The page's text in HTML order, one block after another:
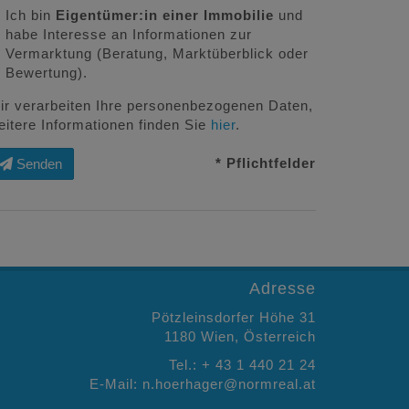
Ich bin Eigentümer:in einer Immobilie und
habe Interesse an Informationen zur
Vermarktung (Beratung, Marktüberblick oder
Bewertung).
verarbeiten Ihre personenbezogenen Daten,
Informationen finden Sie hier.
Senden * Pflichtfelder
Adresse
Pötzleinsdorfer Höhe 31
1180 Wien, Österreich
Tel.: + 43 1 440 21 24
E-Mail: n.hoerhager@normreal.at